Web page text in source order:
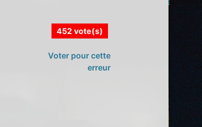
452 vote(s)
Voter pour cette
erreur